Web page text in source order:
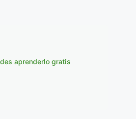
aprenderlo gratis